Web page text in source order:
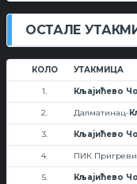
ОСТАЛЕ
КОЛО УТАКМИЦА
1. Кљајићево
2. Далматинац-
3. Кљајићево
4. ПИК
5. Кљајићево